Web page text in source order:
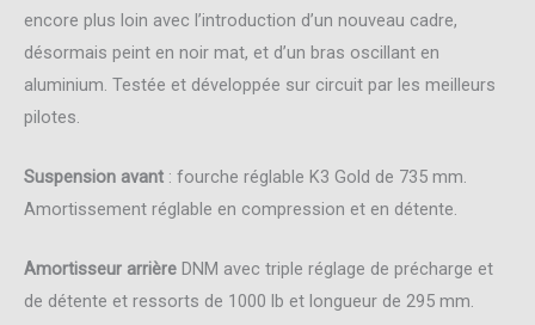
encore plus loin avec l’introduction d’un nouveau cadre,
désormais peint en noir mat, et d’un bras oscillant en
aluminium. Testée et développée sur circuit par les meilleurs
pilotes.
Suspension avant : fourche réglable K3 Gold de 735 mm.
Amortissement réglable en compression et en détente.
Amortisseur arrière DNM avec triple réglage de précharge et
de détente et ressorts de 1000 lb et longueur de 295 mm.